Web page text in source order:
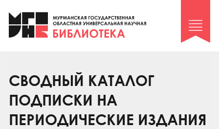
Клуб «Гиря и сельдерей»
Клуб «Семейный архив»
Коллегам
Контакты
СВОДНЫЙ КАТАЛОГ
ПОДПИСКИ НА
ПЕРИОДИЧЕСКИЕ ИЗДАНИЯ